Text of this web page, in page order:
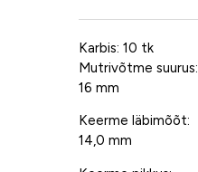
Karbis: 10 tk
Mutrivõtme suurus:
16 mm
Keerme läbimõõt:
14,0 mm